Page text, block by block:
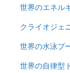
世界のエネル
クライオジェ
世界の水泳プ
世界の自律型